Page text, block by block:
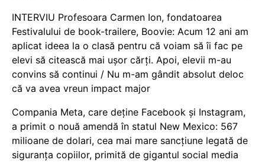
INTERVIU Profesoara Carmen Ion, fondatoarea
Festivalului de book-trailere, Boovie: Acum 12 ani am
aplicat ideea la o clasă pentru că voiam să îi fac pe
elevi să citească mai ușor cărți. Apoi, elevii m-au
convins să continui / Nu m-am gândit absolut deloc
că va avea vreun impact major
Compania Meta, care deține Facebook și Instagram,
a primit o nouă amendă în statul New Mexico: 567
milioane de dolari, cea mai mare sancțiune legată de
siguranța copiilor, primită de gigantul social media